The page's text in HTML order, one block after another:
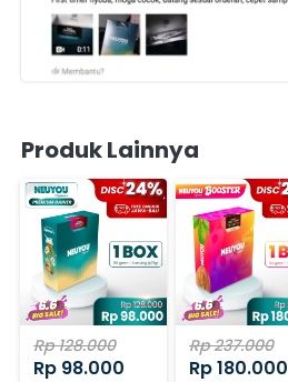
Produk Lainnya
Rp 128.000
Rp 98.000
Rp 237.000
Rp 180.000